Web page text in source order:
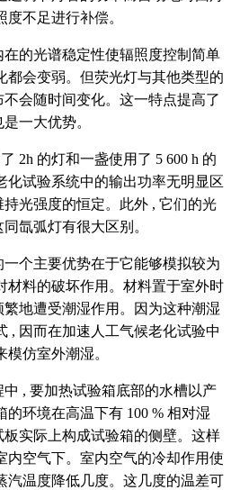
不足进行补偿。
的光谱稳定性使辐照度控制简单
都会变弱。但荧光灯与其他类型的
会随时间变化。这一特点提高了
一大优势。
的灯和一盏使用了 5 600 h 的
化试验系统中的输出功率无明显区
光强度的恒定。此外 , 它们的光
氙弧灯有很大区别。
个主要优势在于它能够模拟较为
材料的破坏作用。材料置于室外时
繁地遭受潮湿作用。因为这种潮湿
, 因而在加速人工气候老化试验中
仿室外潮湿。
, 要加热试验箱底部的水槽以产
环境在高温下有 100 % 相对湿
实际上构成试验箱的侧壁。这样
内空气下。室内空气的冷却作用使
汽温度降低几度。这几度的温差可